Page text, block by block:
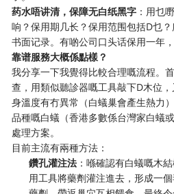
药水唔讲清，保障无白纸黑字 ：用乜
响？保用期几长？保用范围包括D乜
书面记录。有啲公司口头话保用一年
靠谱服務大概係點樣？
我分享一下我覺得比較合理嘅流程。
查，用類似聽診器嘅工具敲下D木位
身溫度有冇異常（白蟻巢會產生熱力
品種嘅白蟻（香港多數係台灣家白蟻
處理方案。
目前主流有兩種方法：
鑽孔灌注法 ：喺確認有白蟻嘅木
用工具將藥劑灌注進去，形成一